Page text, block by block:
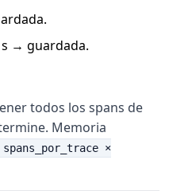
→ guardada.
todos los spans de
Memoria
×